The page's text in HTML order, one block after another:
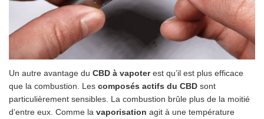
Un autre avantage du CBD à vapoterest qu’il est plus efficace
que la combustion. Les composés actifs du CBD sont
particulièrement sensibles. La combustion brûle plus de la moitié
d’entre eux. Comme la vaporisation agit à une température